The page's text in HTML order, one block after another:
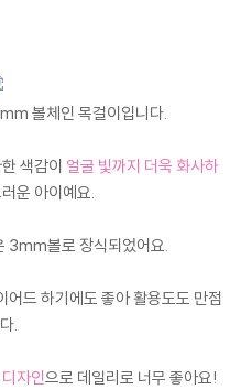
볼체인 목걸이입니다.
색감이 얼굴 빛까지 더욱 화사하
운 아이예요.
3mm볼로 장식되었어요.
어드 하기에도 좋아 활용도도 만점
.
자인으로 데일리로 너무 좋아요!